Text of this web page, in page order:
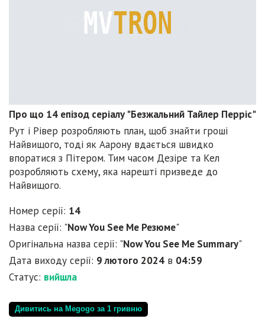
Про що 14 епізод серіалу "Безжальний Тайлер Перріс"
Рут і Рівер розробляють план, щоб знайти гроші
Найвищого, тоді як Аарону вдається швидко
впоратися з Пітером. Тим часом Дезіре та Кел
розробляють схему, яка нарешті призведе до
Найвищого.
Номер серії: 14
Назва серії: "Now You See Me Резюме"
Оригінальна назва серії: "Now You See Me Summary"
Дата виходу серії: 9 лютого 2024 в 04:59
Статус: вийшла
Дивитись на Megogo за 1 гривню